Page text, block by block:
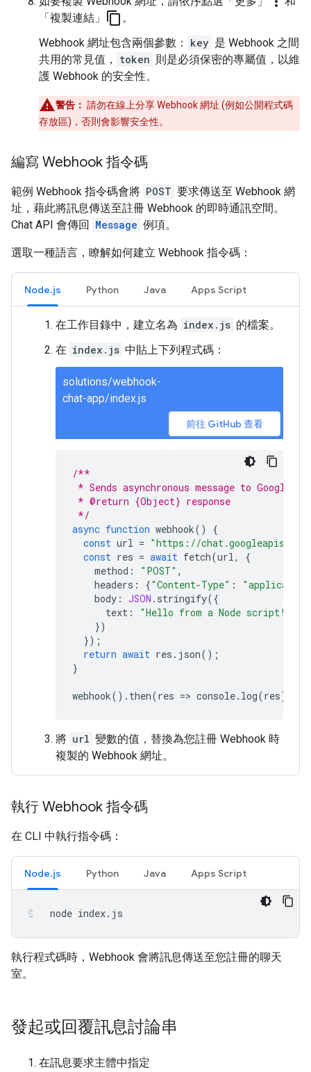
「複製連結」 content_copy 。
Webhook 網址包含兩個參數：
key 是 Webhook 之間
共用的常見值，
token 則是必須保密的專屬值，以維
護 Webhook 的安全性。
警告： 請勿在線上分享 Webhook 網址 (例如公開程式碼
存放區)，否則會影響安全性。
編寫 Webhook 指令碼
範例 Webhook 指令碼會將 POST 要求傳送至 Webhook 網
址，藉此將訊息傳送至註冊 Webhook 的即時通訊空間。
Chat API 會傳回
Message 例項。
選取一種語言，瞭解如何建立 Webhook 指令碼：
Node.js Python Java Apps Script
在工作目錄中，建立名為 index.js 的檔案。
在 index.js 中貼上下列程式碼：
solutions/webhook-
chat-app/index.js
前往 GitHub 查看
/**
* Sends asynchronous message to Google
* @return {Object} response
*/
async function webhook()
{
const url = "https://chat.googleapis.com/
const res = await fetch(url,
{
method : "POST" ,
headers : {"Content-Type" :
body : JSON . stringify({
text :
"Hello from a Node script!"
})
});
return await res . json();
}
webhook(). then(res => console. log(res));
將 url 變數的值，替換為您註冊 Webhook 時
複製的 Webhook 網址。
執行 Webhook 指令碼
在 CLI 中執行指令碼：
Node.js Python Java Apps Script
node index.js
執行程式碼時，Webhook 會將訊息傳送至您註冊的聊天
室。
發起或回覆訊息討論串
在訊息要求主體中指定